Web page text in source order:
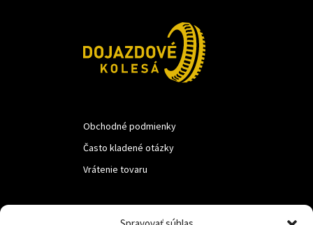
Obchodné podmienky
Často kladené otázky
Vrátenie tovaru